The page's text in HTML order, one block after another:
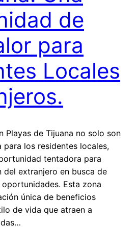
de
para
Locales
Playas de Tijuana no solo son
para los residentes locales,
tentadora para
del extranjero en busca de
Esta zona
única de beneficios
de vida que atraen a